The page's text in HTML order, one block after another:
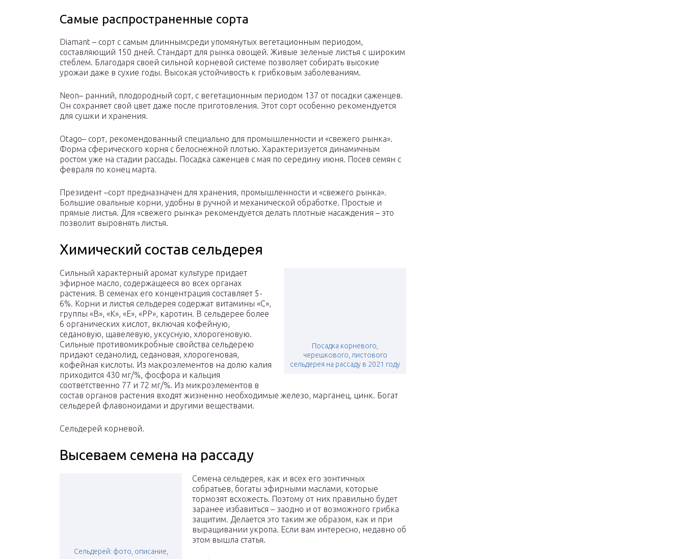
Самые распространенные сорта
Diamant – сорт с самым длиннымсреди упомянутых вегетационным периодом,
составляющий 150 дней. Стандарт для рынка овощей. Живые зеленые листья с широким
стеблем. Благодаря своей сильной корневой системе позволяет собирать высокие
урожаи даже в сухие годы. Высокая устойчивость к грибковым заболеваниям.
Neon– ранний, плодородный сорт, с вегетационным периодом 137 от посадки саженцев.
Он сохраняет свой цвет даже после приготовления. Этот сорт особенно рекомендуется
для сушки и хранения.
Otago– сорт, рекомендованный специально для промышленности и «свежего рынка».
Форма сферического корня с белоснежной плотью. Характеризуется динамичным
ростом уже на стадии рассады. Посадка саженцев с мая по середину июня. Посев семян с
февраля по конец марта.
Президент –сорт предназначен для хранения, промышленности и «свежего рынка».
Большие овальные корни, удобны в ручной и механической обработке. Простые и
прямые листья. Для «свежего рынка» рекомендуется делать плотные насаждения – это
позволит выровнять листья.
Химический состав сельдерея
Посадка корневого,
черешкового, листового
сельдерея на рассаду в 2021 году
Сильный характерный аромат культуре придает
эфирное масло, содержащееся во всех органах
растения. В семенах его концентрация составляет 5-
6%. Корни и листья сельдерея содержат витамины «С»,
группы «В», «К», «Е», «РР», каротин. В сельдерее более
6 органических кислот, включая кофейную,
седановую, щавелевую, уксусную, хлорогеновую.
Сильные противомикробные свойства сельдерею
придают седанолид, седановая, хлорогеновая,
кофейная кислоты. Из макроэлементов на долю калия
приходится 430 мг/%, фосфора и кальция
соответственно 77 и 72 мг/%. Из микроэлементов в
состав органов растения входят жизненно необходимые железо, марганец, цинк. Богат
сельдерей флавоноидами и другими веществами.
Сельдерей корневой.
Высеваем семена на рассаду
Сельдерей: фото, описание,
Семена сельдерея, как и всех его зонтичных
собратьев, богаты эфирными маслами, которые
тормозят всхожесть. Поэтому от них правильно будет
заранее избавиться – заодно и от возможного грибка
защитим. Делается это таким же образом, как и при
выращивании укропа. Если вам интересно, недавно об
этом вышла статья.